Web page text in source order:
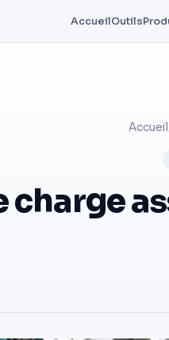
AccueilOutils
Accueil
charge